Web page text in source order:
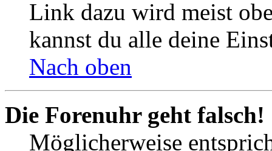
Link dazu wird meist
kannst du alle deine
Nach oben
Die Forenuhr geht falsch!
Möglicherweise